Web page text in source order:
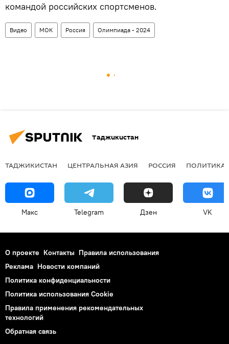
командой российских спортсменов.
Видео МОК Россия Олимпиада - 2024
Таджикистан
ТАДЖИКИСТАН ЦЕНТРАЛЬНАЯ АЗИЯ РОССИЯ ПОЛИТИКА
Макс Telegram Дзен VK
О проекте Контакты Правила использования
Реклама Новости компаний
Политика конфиденциальности
Политика использования Cookie
Правила применения рекомендательных
технологий
Обратная связь